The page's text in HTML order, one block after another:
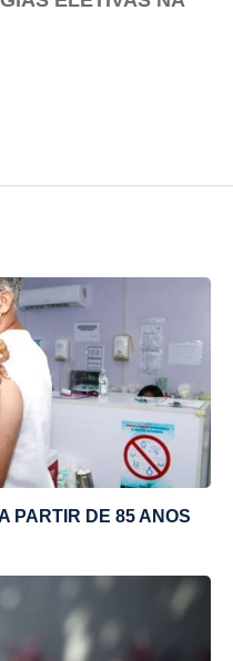
PARTIR DE 85 ANOS